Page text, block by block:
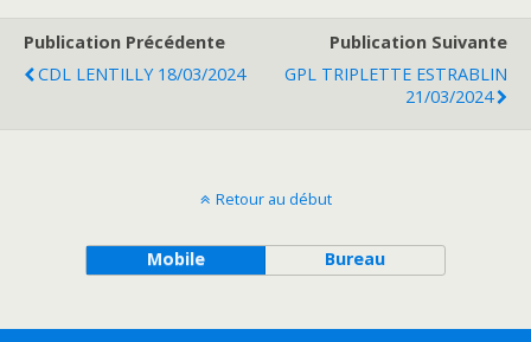
Publication Précédente
CDL LENTILLY 18/03/2024
Publication Suivante
GPL TRIPLETTE ESTRABLIN
21/03/2024
Retour au début
Mobile Bureau